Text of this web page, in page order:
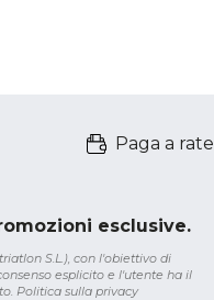
Paga a rate
esclusive.
S.L.), con l'obiettivo di
esplicito e l'utente ha il
Politica sulla privacy